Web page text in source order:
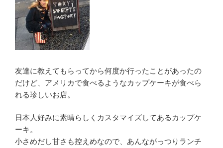
友達に教えてもらってから何度か行ったことがあったの
だけど、アメリカで食べるようなカップケーキが食べら
れる珍しいお店。
日本人好みに素晴らしくカスタマイズしてあるカップケ
ーキ。
小さめだし甘さも控えめなので、あんながっつりランチ